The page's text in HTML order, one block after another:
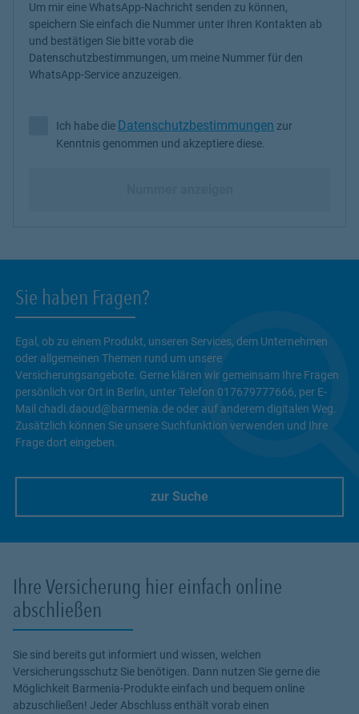
Um mir eine WhatsApp-Nachricht senden zu können,
speichern Sie einfach die Nummer unter Ihren Kontakten ab
und bestätigen Sie bitte vorab die
Datenschutzbestimmungen, um meine Nummer für den
WhatsApp-Service anzuzeigen.
Ich habe die Datenschutzbestimmungen zur Kenntnis
Ich habe die Datenschutzbestimmungen zur
Kenntnis genommen und akzeptiere diese.
Sie haben Fragen?
Egal, ob zu einem Produkt, unseren Services, dem Unternehmen
oder allgemeinen Themen rund um unsere
Versicherungsangebote. Gerne klären wir gemeinsam Ihre Fragen
persönlich vor Ort in Berlin, unter Telefon 017679777666, per E-
Mail chadi.daoud@barmenia.de oder auf anderem digitalen Weg.
Zusätzlich können Sie unsere Suchfunktion verwenden und Ihre
Frage dort eingeben.
zur Suche
Ihre Versicherung hier einfach online
abschließen
Sie sind bereits gut informiert und wissen, welchen
Versicherungsschutz Sie benötigen. Dann nutzen Sie gerne die
Möglichkeit Barmenia-Produkte einfach und bequem online
abzuschließen! Jeder Abschluss enthält vorab einen